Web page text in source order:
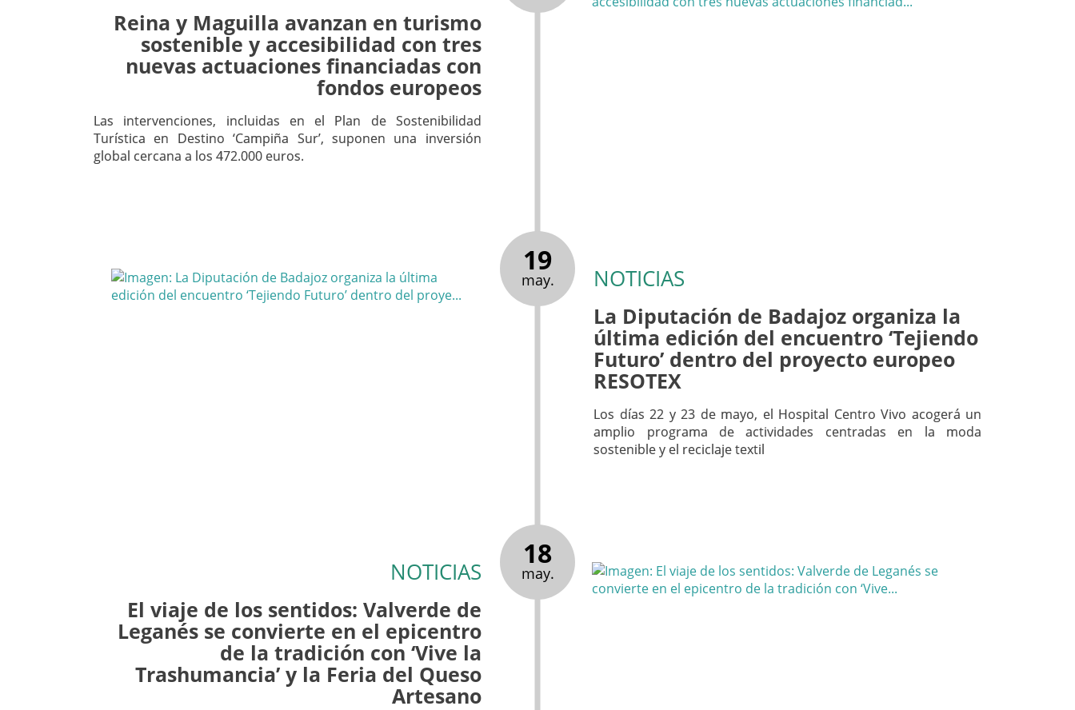
Reina y Maguilla avanzan en turismo
sostenible y accesibilidad con tres
nuevas actuaciones financiadas con
fondos europeos
Las intervenciones, incluidas en el Plan de Sostenibilidad
Turística en Destino ‘Campiña Sur’, suponen una inversión
global cercana a los 472.000 euros.
19
may. NOTICIAS
La Diputación de Badajoz organiza la
última edición del encuentro ‘Tejiendo
Futuro’ dentro del proyecto europeo
RESOTEX
Los días 22 y 23 de mayo, el Hospital Centro Vivo acogerá un
amplio programa de actividades centradas en la moda
sostenible y el reciclaje textil
18
may.
NOTICIAS
El viaje de los sentidos: Valverde de
Leganés se convierte en el epicentro
de la tradición con ‘Vive la
Trashumancia’ y la Feria del Queso
Artesano